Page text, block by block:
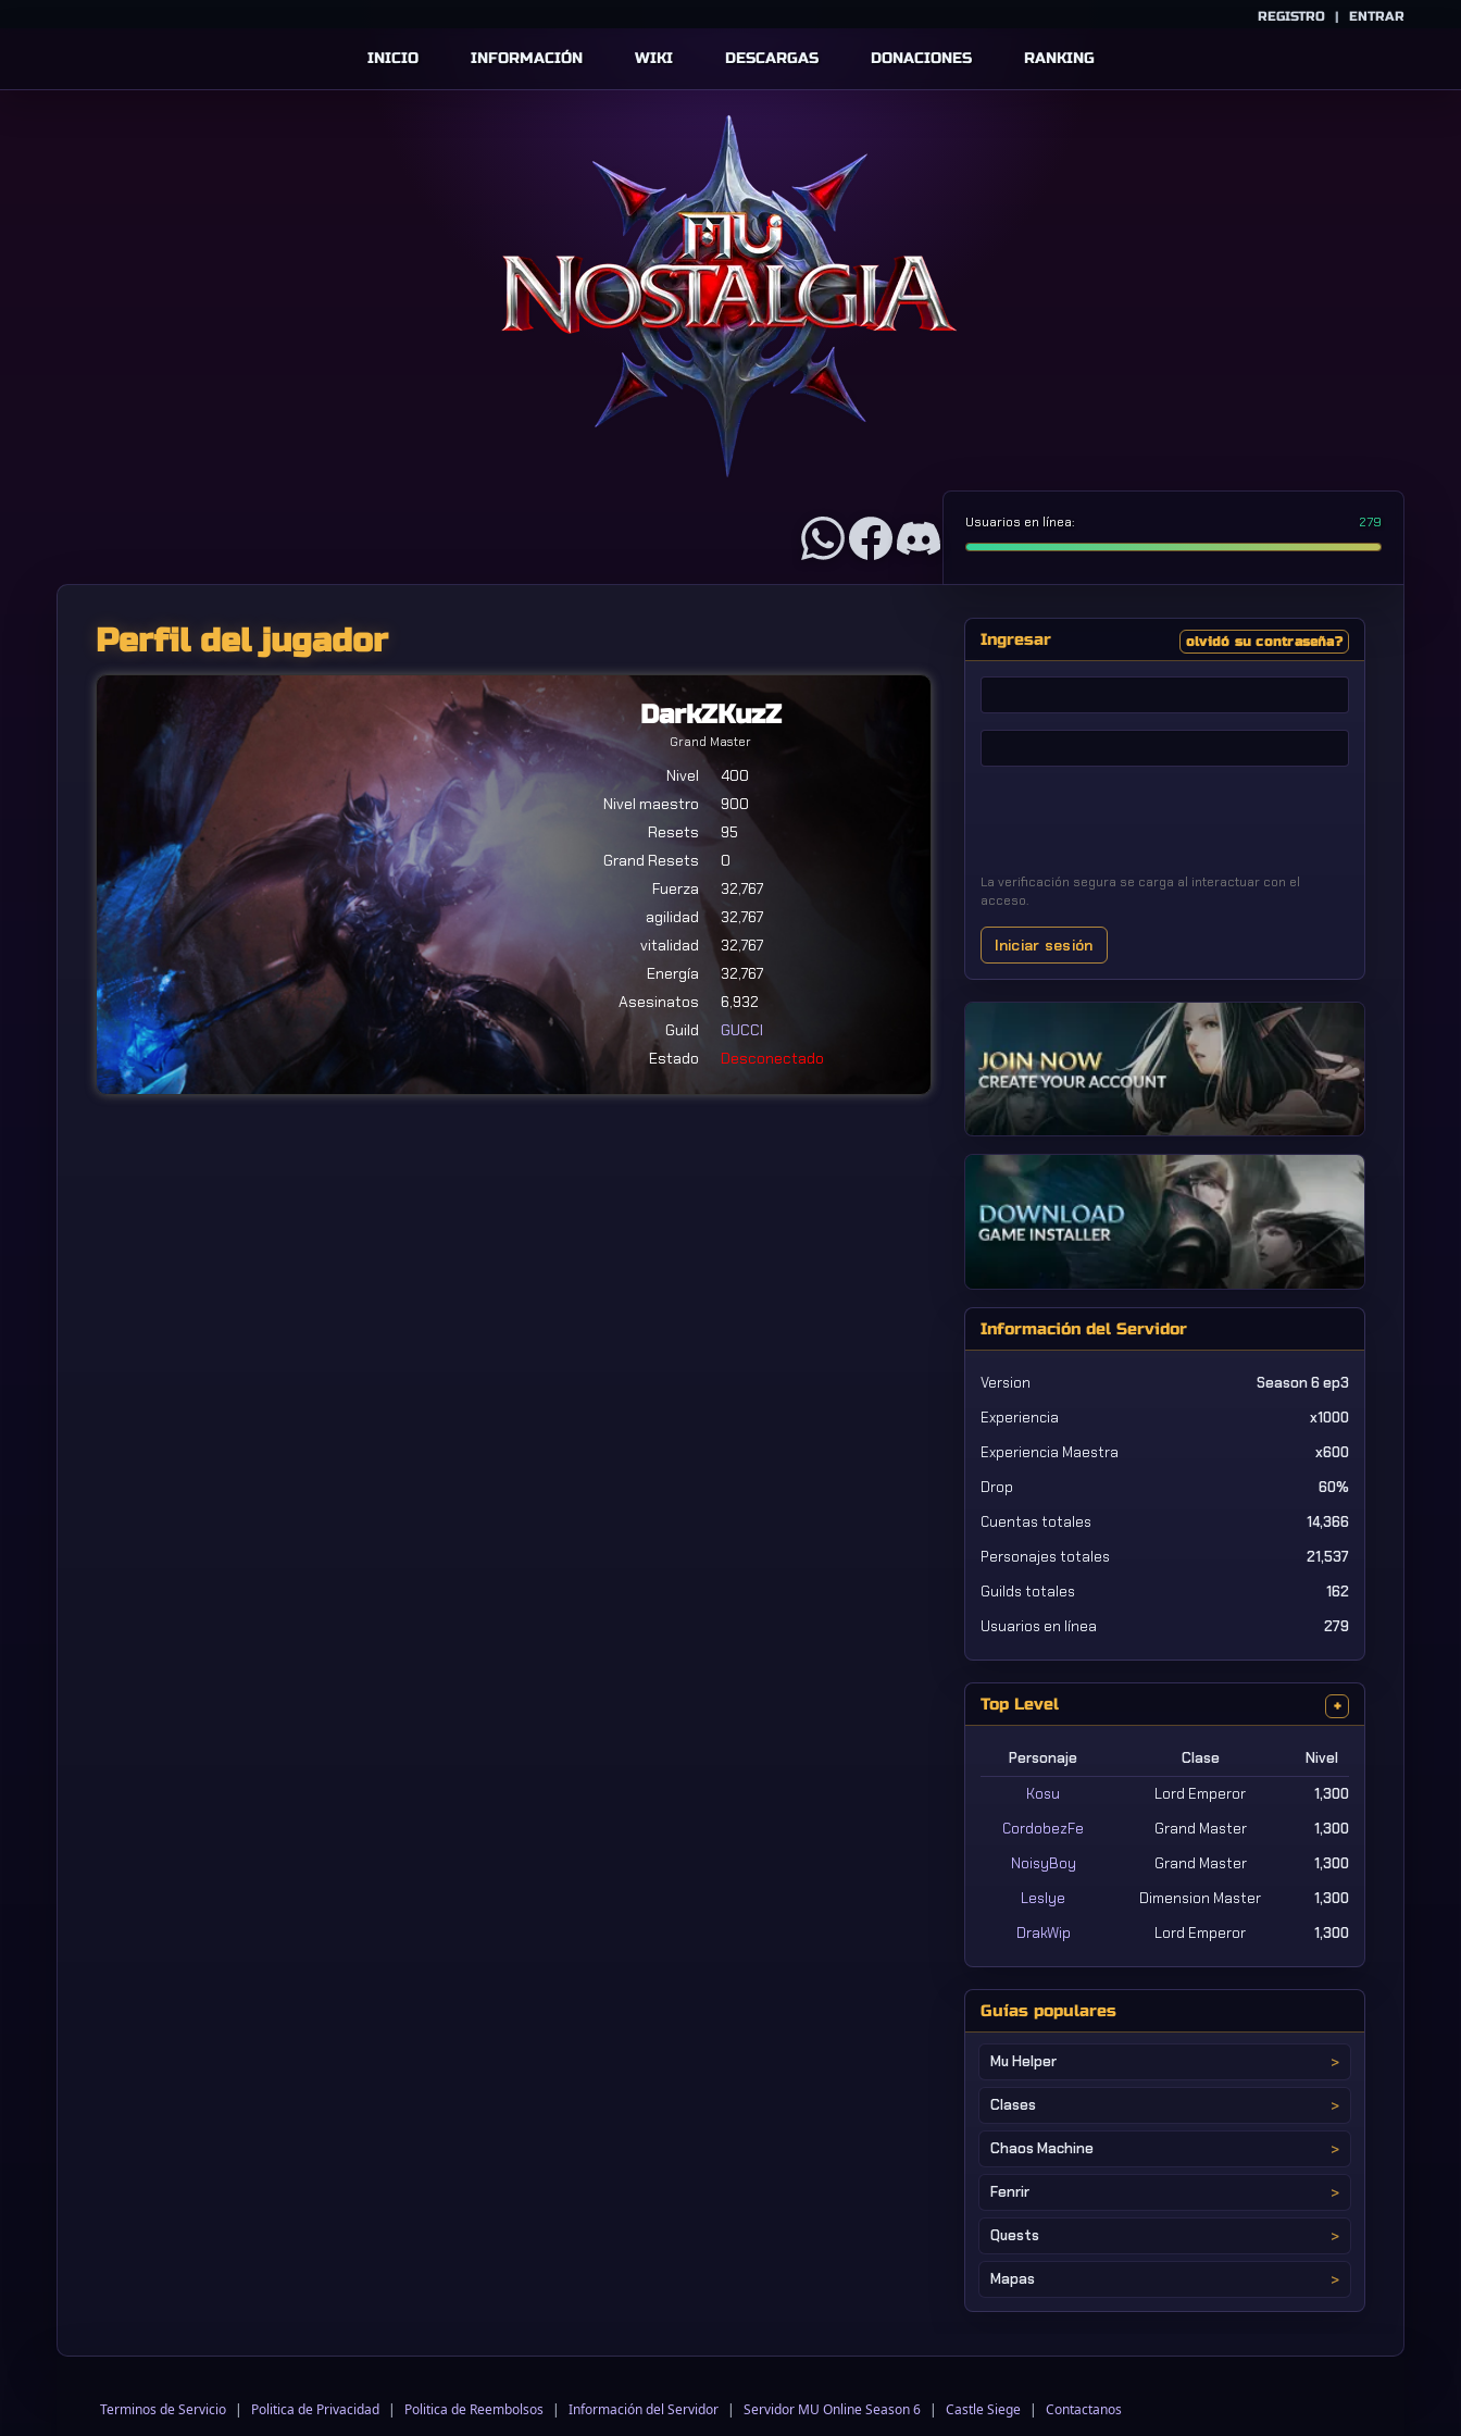
REGISTRO | ENTRAR
INICIO INFORMACIÓN WIKI DESCARGAS DONACIONES RANKING
Usuarios en línea: 279
Perfil del jugador
DarkZKuzZ
Grand Master
Nivel
400
Nivel maestro
900
Resets
95
Grand Resets
0
Fuerza
32,767
agilidad
32,767
vitalidad
32,767
Energía
32,767
Asesinatos
6,932
Guild
GUCCI
Estado
Desconectado
Ingresar olvidó su contraseña?
de
usuario
La verificación segura se carga al interactuar con el
acceso.
Iniciar sesión
Información del Servidor
Version
Season 6 ep3
Experiencia
x1000
Experiencia Maestra
x600
Drop
60%
Cuentas totales
14,366
Personajes totales
21,537
Guilds totales
162
Usuarios en línea
279
Top Level +
Personaje Clase
Nivel
Kosu
Lord Emperor
1,300
CordobezFe
Grand Master
1,300
NoisyBoy
Grand Master
1,300
Leslye
Dimension Master
1,300
DrakWip
Lord Emperor 1,300
Guías populares
Mu Helper
Clases
Chaos Machine
Fenrir
Quests
Mapas
Terminos de Servicio | Politica de Privacidad | Politica de Reembolsos | Información del Servidor | Servidor MU Online Season 6 | Castle Siege | Contactanos